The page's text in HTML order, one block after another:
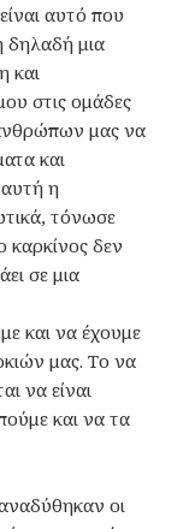
αυτό που
δηλαδή μια
και
στις ομάδες
μας να
και
αυτή η
τόνωσε
καρκίνος δεν
σε μια
και να έχουμε
μας. Το να
να είναι
και να τα
οι